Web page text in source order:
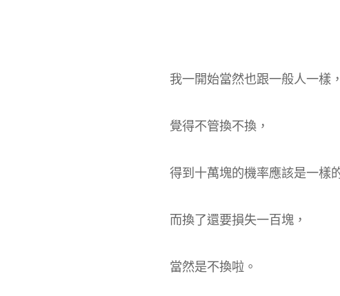
我一開始當然也跟一般人一樣，
覺得不管換不換，
得到十萬塊的機率應該是一樣
而換了還要損失一百塊，
當然是不換啦。